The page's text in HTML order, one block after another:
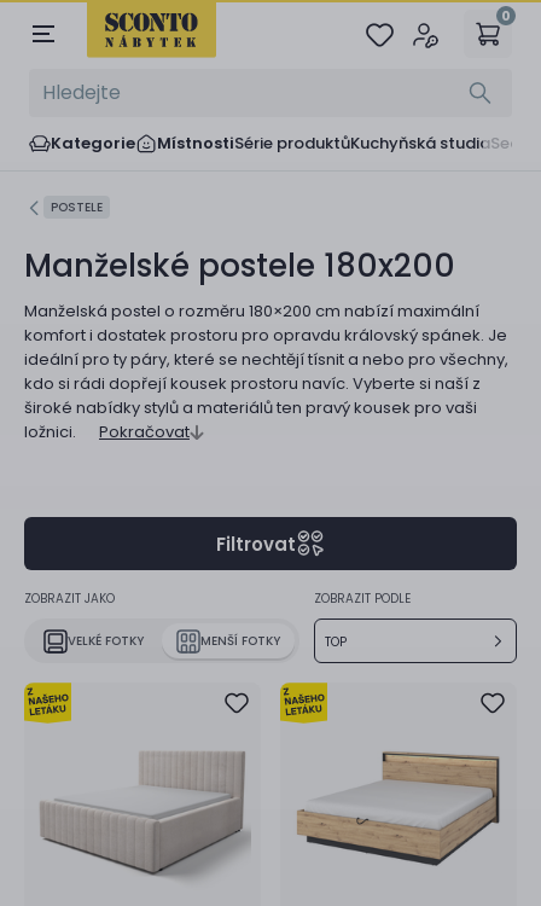
0
Kategorie MístnostiSérie produktůKuchyňská studia
POSTELE
Manželské postele 180x200
Manželská postel o rozměru 180×200 cm nabízí maximální
komfort i dostatek prostoru pro opravdu královský spánek. Je
ideální pro ty páry, které se nechtějí tísnit a nebo pro všechny,
kdo si rádi dopřejí kousek prostoru navíc. Vyberte si naší z
široké nabídky stylů a materiálů ten pravý kousek pro vaši
ložnici.
Pokračovat
Filtrovat
ZOBRAZIT JAKO
VELKÉ FOTKY MENŠÍ FOTKY
ZOBRAZIT PODLE
TOP